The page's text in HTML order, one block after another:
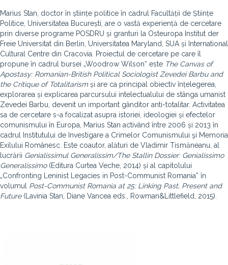
Marius Stan, doctor în științe politice în cadrul Facultății de Științe
Politice, Universitatea București, are o vastă experiență de cercetare
prin diverse programe POSDRU și granturi la Osteuropa Institut der
Freie Universitat din Berlin, Universitatea Maryland, SUA și International
Cultural Centre din Cracovia. Proiectul de cercetare pe care îl
propune în cadrul bursei „Woodrow Wilson“ este The Canvas of
Apostasy: Romanian-British Political Sociologist Zevedei Barbu and
the Critique of Totalitarismși are ca principal obiectiv înțelegerea,
explorarea și explicarea parcursului intelectualului de stânga umanist
Zevedei Barbu, devenit un important gânditor anti-totalitar. Activitatea
sa de cercetare s-a focalizat asupra istoriei, ideologiei și efectelor
comunismului în Europa, Marius Stan activând între 2006 și 2013 în
cadrul Institutului de Investigare a Crimelor Comunismului şi Memoria
Exilului Românesc. Este coautor, alături de Vladimir Tismăneanu, al
lucrării Genialissimul Generalissim/The Stallin Dossier: Genialissimo
Generalissimo(Editura Curtea Veche, 2014) și al capitolului
„Confronting Leninist Legacies in Post-Communist Romania” în
volumul Post-Communist Romania at 25: Linking Past, Present and
Future(Lavinia Stan, Diane Vancea eds., Rowman&Littlefield, 2015).